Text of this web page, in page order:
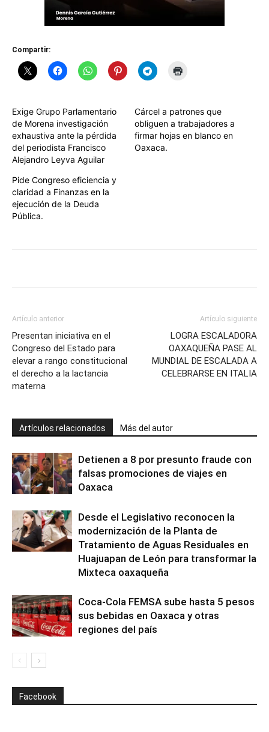
Compartir:
Exige Grupo Parlamentario
de Morena investigación
exhaustiva ante la pérdida
del periodista Francisco
Alejandro Leyva Aguilar
Cárcel a patrones que
obliguen a trabajadores a
firmar hojas en blanco en
Oaxaca.
Pide Congreso eficiencia y
claridad a Finanzas en la
ejecución de la Deuda
Pública.
Artículo anterior
Presentan iniciativa en el
Congreso del Estado para
elevar a rango constitucional
el derecho a la lactancia
materna
Artículo siguiente
LOGRA ESCALADORA
OAXAQUEÑA PASE AL
MUNDIAL DE ESCALADA A
CELEBRARSE EN ITALIA
Artículos relacionados Más del autor
Detienen a 8 por presunto fraude con
falsas promociones de viajes en
Oaxaca
Desde el Legislativo reconocen la
modernización de la Planta de
Tratamiento de Aguas Residuales en
Huajuapan de León para transformar la
Mixteca oaxaqueña
Coca-Cola FEMSA sube hasta 5 pesos
sus bebidas en Oaxaca y otras
regiones del país
Facebook